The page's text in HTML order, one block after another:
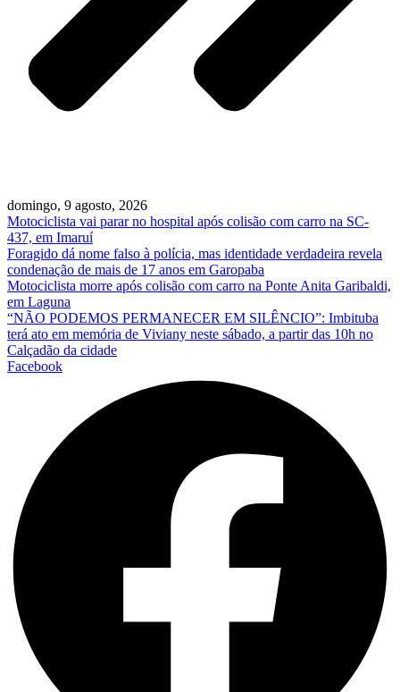
domingo, 9 agosto, 2026
Motociclista vai parar no hospital após colisão com carro na SC-
437, em Imaruí
Foragido dá nome falso à polícia, mas identidade verdadeira revela
condenação de mais de 17 anos em Garopaba
Motociclista morre após colisão com carro na Ponte Anita Garibaldi,
em Laguna
“NÃO PODEMOS PERMANECER EM SILÊNCIO”: Imbituba
terá ato em memória de Viviany neste sábado, a partir das 10h no
Calçadão da cidade
Facebook